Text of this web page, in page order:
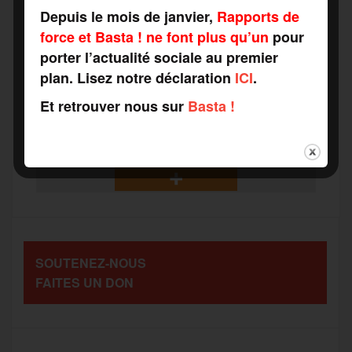
a
c
b
o
w
i
t
r
m
a
l
e
s
a
e
g
P
a
a
g
SOUTENEZ-NOUS
FAITES UN DON
Depuis le mois de janvier, Rapports de
force et Basta ! ne font plus qu’un pour
porter l’actualité sociale au premier
plan. Lisez notre déclaration ICI.
Et retrouver nous sur Basta !